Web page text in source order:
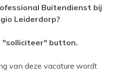
Buitendienst bij
Leiderdorp?
"solliciteer" button.
van deze vacature wordt